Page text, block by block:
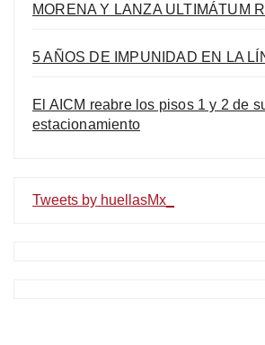
MORENA Y LANZA ULTIMÁTUM
5 AÑOS DE IMPUNIDAD EN LA
El AICM reabre los pisos 1 y 2 de
estacionamiento
Tweets by huellasMx_